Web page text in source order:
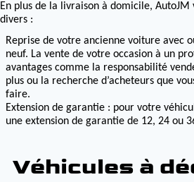
En plus de la livraison à domicile, AutoJM
divers :
Reprise de votre ancienne voiture avec
neuf. La vente de votre occasion à un
avantages comme la responsabilité
plus ou la recherche d’acheteurs que
faire.
Extension de garantie : pour votre
une extension de garantie de 12, 24 ou
Véhicules à